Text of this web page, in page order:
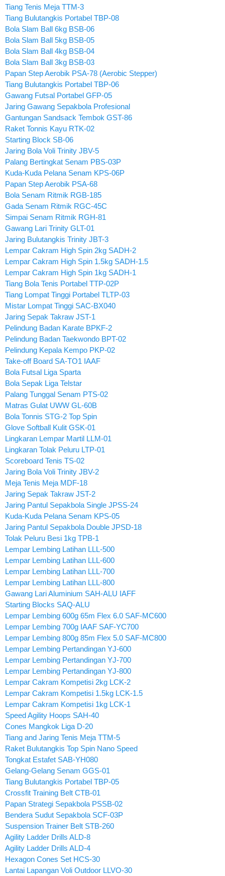
Tiang Tenis Meja TTM-3
Tiang Bulutangkis Portabel TBP-08
Bola Slam Ball 6kg BSB-06
Bola Slam Ball 5kg BSB-05
Bola Slam Ball 4kg BSB-04
Bola Slam Ball 3kg BSB-03
Papan Step Aerobik PSA-78 (Aerobic Stepper)
Tiang Bulutangkis Portabel TBP-06
Gawang Futsal Portabel GFP-05
Jaring Gawang Sepakbola Profesional
Gantungan Sandsack Tembok GST-86
Raket Tonnis Kayu RTK-02
Starting Block SB-06
Jaring Bola Voli Trinity JBV-5
Palang Bertingkat Senam PBS-03P
Kuda-Kuda Pelana Senam KPS-06P
Papan Step Aerobik PSA-68
Bola Senam Ritmik RGB-185
Gada Senam Ritmik RGC-45C
Simpai Senam Ritmik RGH-81
Gawang Lari Trinity GLT-01
Jaring Bulutangkis Trinity JBT-3
Lempar Cakram High Spin 2kg SADH-2
Lempar Cakram High Spin 1.5kg SADH-1.5
Lempar Cakram High Spin 1kg SADH-1
Tiang Bola Tenis Portabel TTP-02P
Tiang Lompat Tinggi Portabel TLTP-03
Mistar Lompat Tinggi SAC-BX040
Jaring Sepak Takraw JST-1
Pelindung Badan Karate BPKF-2
Pelindung Badan Taekwondo BPT-02
Pelindung Kepala Kempo PKP-02
Take-off Board SA-TO1 IAAF
Bola Futsal Liga Sparta
Bola Sepak Liga Telstar
Palang Tunggal Senam PTS-02
Matras Gulat UWW GL-60B
Bola Tonnis STG-2 Top Spin
Glove Softball Kulit GSK-01
Lingkaran Lempar Martil LLM-01
Lingkaran Tolak Peluru LTP-01
Scoreboard Tenis TS-02
Jaring Bola Voli Trinity JBV-2
Meja Tenis Meja MDF-18
Jaring Sepak Takraw JST-2
Jaring Pantul Sepakbola Single JPSS-24
Kuda-Kuda Pelana Senam KPS-05
Jaring Pantul Sepakbola Double JPSD-18
Tolak Peluru Besi 1kg TPB-1
Lempar Lembing Latihan LLL-500
Lempar Lembing Latihan LLL-600
Lempar Lembing Latihan LLL-700
Lempar Lembing Latihan LLL-800
Gawang Lari Aluminium SAH-ALU IAFF
Starting Blocks SAQ-ALU
Lempar Lembing 600g 65m Flex 6.0 SAF-MC600
Lempar Lembing 700g IAAF SAF-YC700
Lempar Lembing 800g 85m Flex 5.0 SAF-MC800
Lempar Lembing Pertandingan YJ-600
Lempar Lembing Pertandingan YJ-700
Lempar Lembing Pertandingan YJ-800
Lempar Cakram Kompetisi 2kg LCK-2
Lempar Cakram Kompetisi 1.5kg LCK-1.5
Lempar Cakram Kompetisi 1kg LCK-1
Speed Agility Hoops SAH-40
Cones Mangkok Liga D-20
Tiang and Jaring Tenis Meja TTM-5
Raket Bulutangkis Top Spin Nano Speed
Tongkat Estafet SAB-YH080
Gelang-Gelang Senam GGS-01
Tiang Bulutangkis Portabel TBP-05
Crossfit Training Belt CTB-01
Papan Strategi Sepakbola PSSB-02
Bendera Sudut Sepakbola SCF-03P
Suspension Trainer Belt STB-260
Agility Ladder Drills ALD-8
Agility Ladder Drills ALD-4
Hexagon Cones Set HCS-30
Lantai Lapangan Voli Outdoor LLVO-30